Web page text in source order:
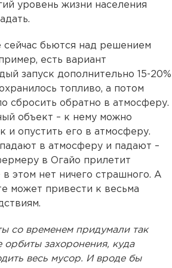
уровень жизни населения
сейчас бьются над решением
есть вариант
запуск дополнительно 15-20%
топливо, а потом
сбросить обратно в атмосферу.
объект – к нему можно
и опустить его в атмосферу.
в атмосферу и падают –
в Огайо прилетит
в этом нет ничего страшного. А
может привести к весьма
со временем придумали так
орбиты захоронения, куда
весь мусор. И вроде бы